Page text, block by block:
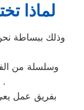
لماذا
وذلك ببساطة
وسلسلة من
فوق اوتوماتيك وتحميل امامي .
بفريق عمل